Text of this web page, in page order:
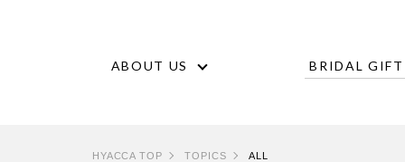
ABOUT US BRIDAL GIFT
HYACCA TOP TOPICS ALL